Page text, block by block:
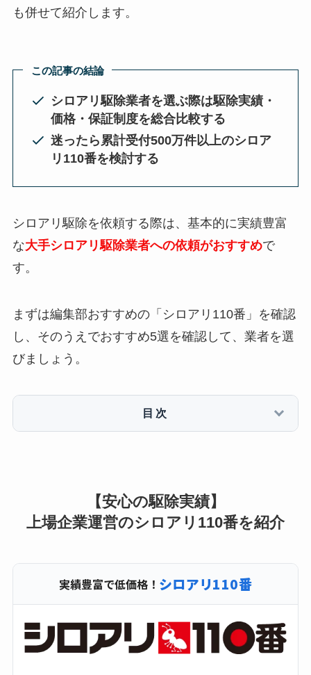
も併せて紹介します。
この記事の結論
シロアリ駆除業者を選ぶ際は駆除実績・
価格・保証制度を総合比較する
迷ったら累計受付500万件以上のシロア
リ110番を検討する
シロアリ駆除を依頼する際は、基本的に実績豊富
な大手シロアリ駆除業者への依頼がおすすめで
す。
まずは編集部おすすめの「シロアリ110番」を確認
し、そのうえでおすすめ5選を確認して、業者を選
びましょう。
目次
【安心の駆除実績】
上場企業運営のシロアリ110番を紹介
実績豊富で低価格！ シロアリ110番